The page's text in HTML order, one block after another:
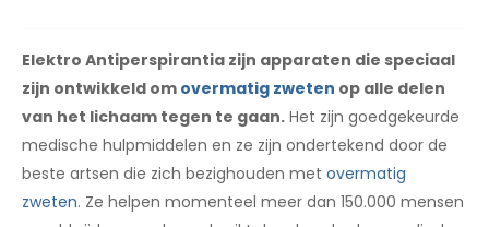
Elektro Antiperspirantia zijn apparaten die speciaal
zijn ontwikkeld om overmatig zweten op alle delen
van het lichaam tegen te gaan. Het zijn goedgekeurde
medische hulpmiddelen en ze zijn ondertekend door de
beste artsen die zich bezighouden met overmatig
zweten. Ze helpen momenteel meer dan 150.000 mensen